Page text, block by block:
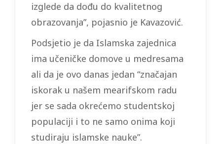
izglede da dođu do kvalitetnog
obrazovanja”, pojasnio je Kavazović.
Podsjetio je da Islamska zajednica
ima učeničke domove u medresama
ali da je ovo danas jedan “značajan
iskorak u našem mearifskom radu
jer se sada okrećemo studentskoj
populaciji i to ne samo onima koji
studiraju islamske nauke”.